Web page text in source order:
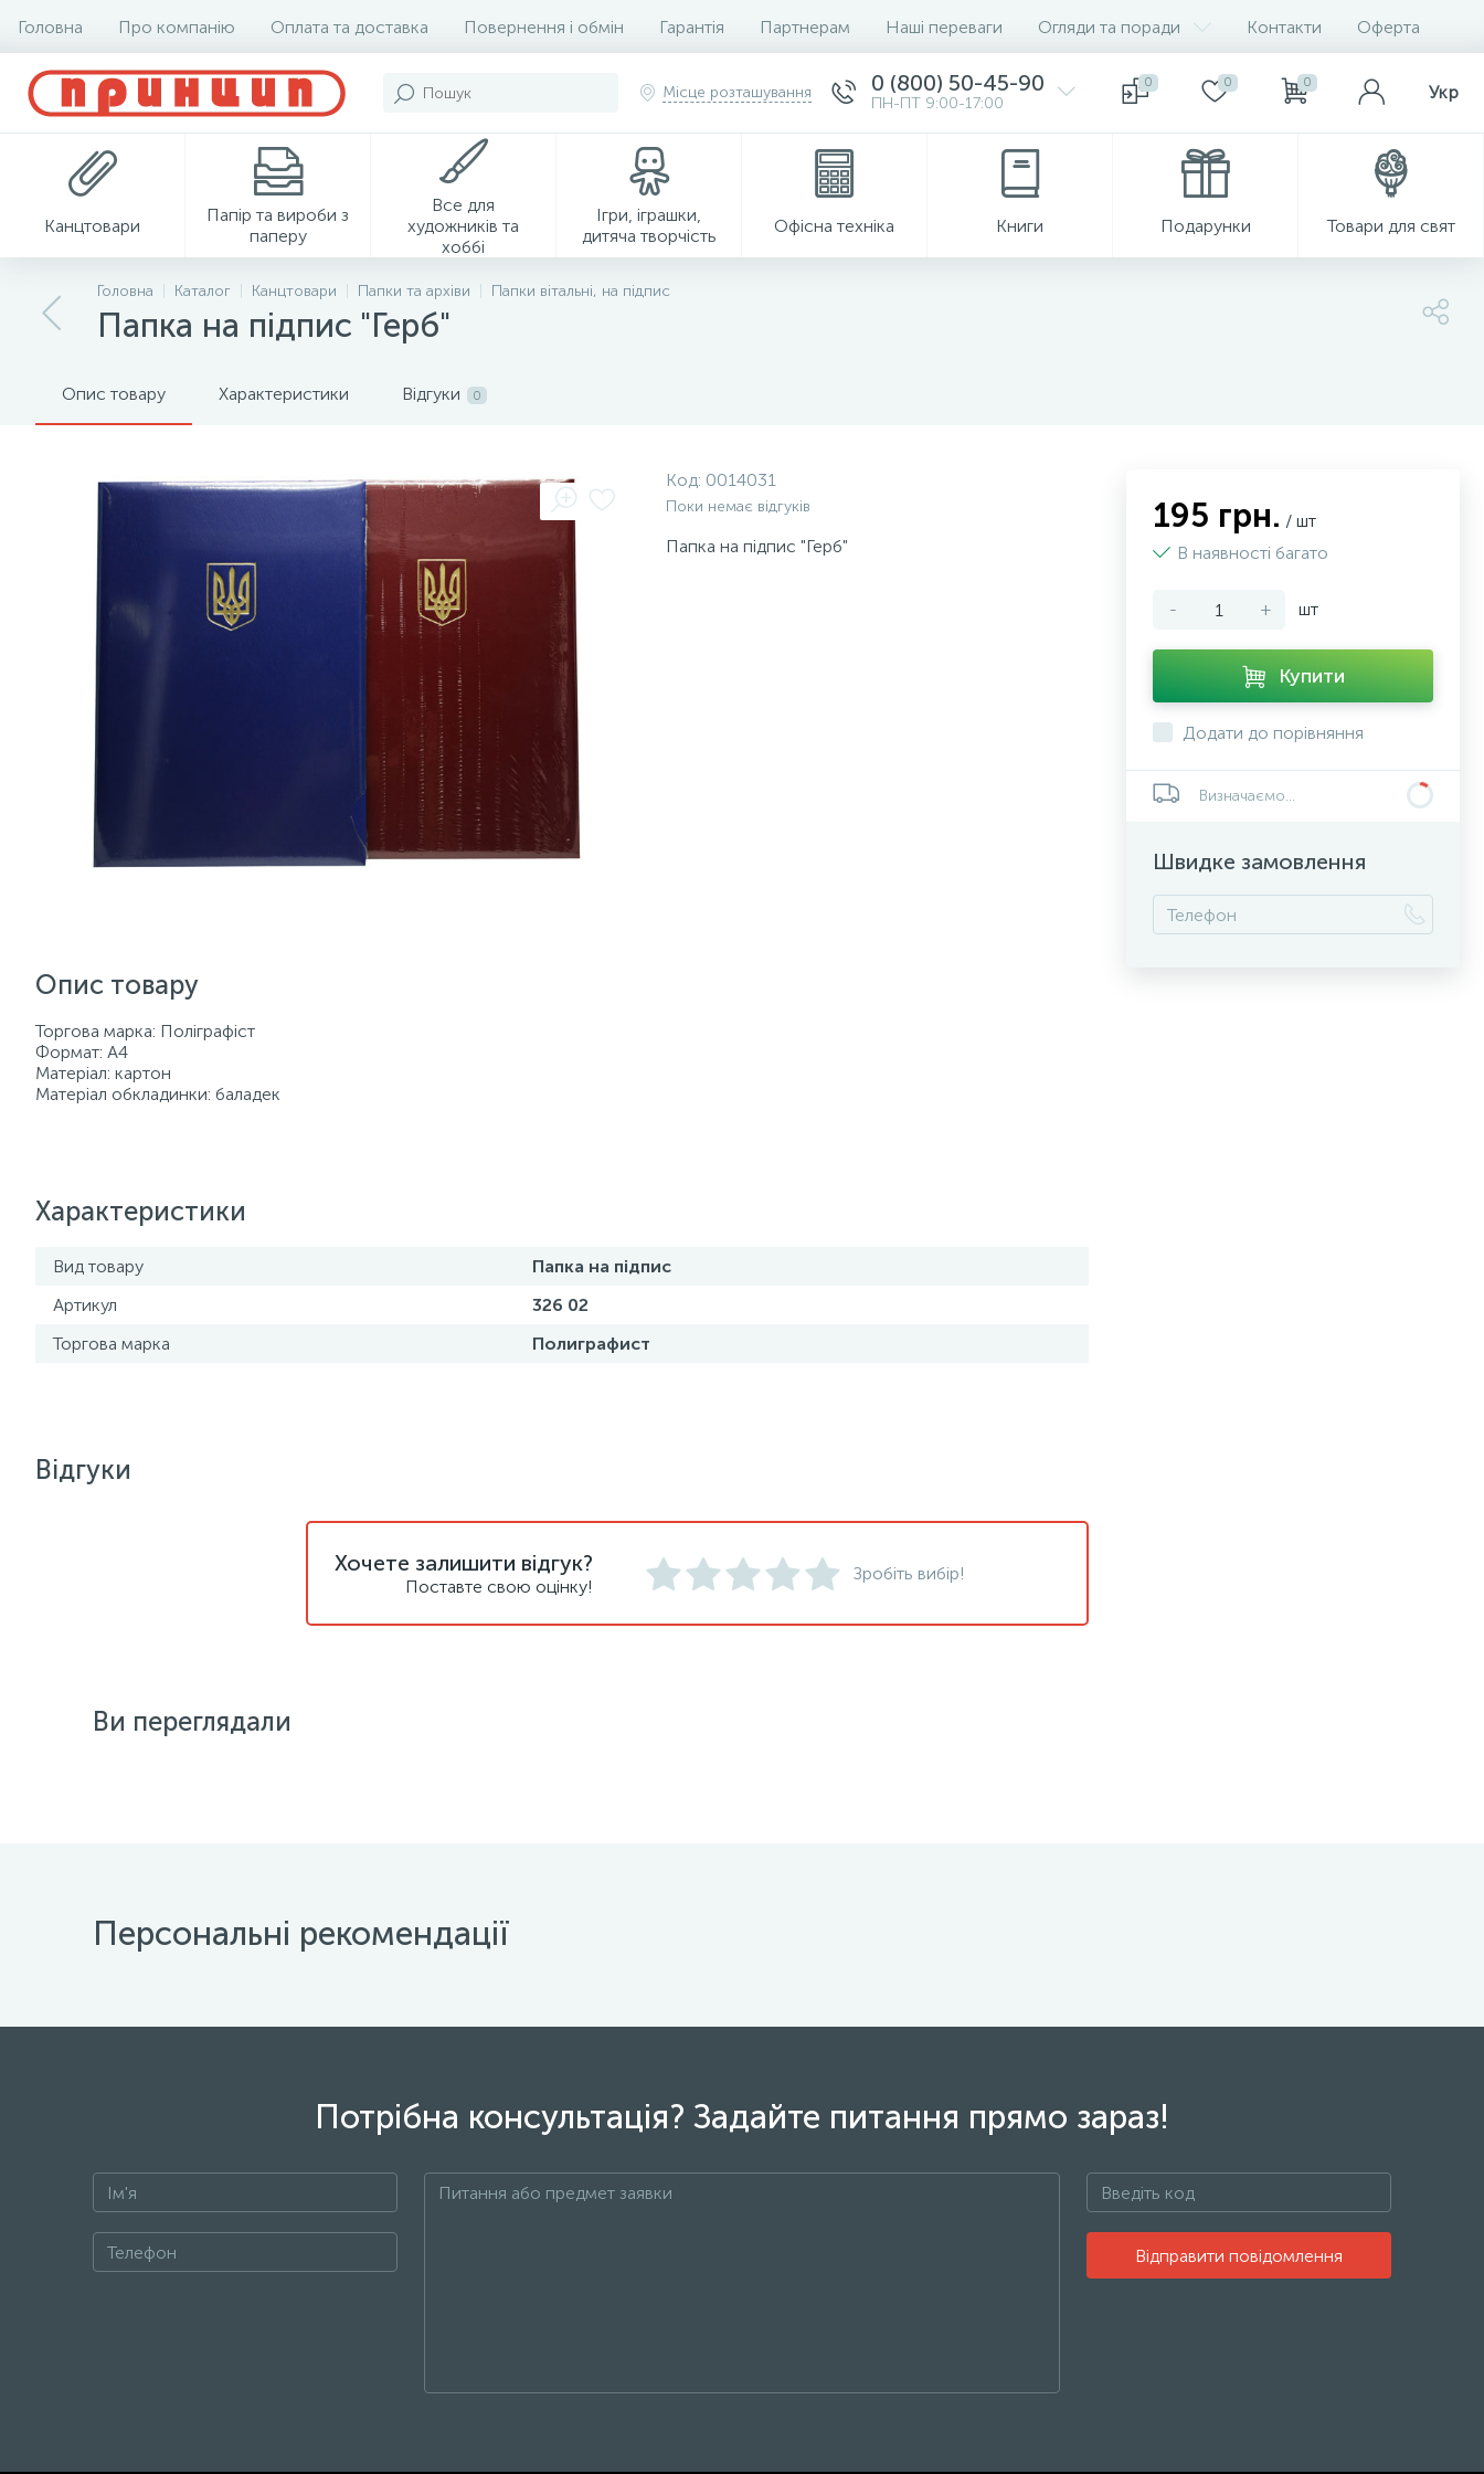
Головна Про компанію Оплата та доставка Повернення і обмін Гарантія Партнерам Наші переваги Огляди та поради Контакти Оферта
Місце розташування 0 (800) 50-45-90
ПН-ПТ 9:00-17:00
0 0 0 Укр
Канцтовари
Папір та вироби з
паперу
Все для
художників та
хоббі
Ігри, іграшки,
дитяча творчість
Офісна техніка Книги Подарунки Товари для свят
Головна Каталог Канцтовари Папки та архіви Папки вітальні, на підпис
Папка на підпис "Герб"
Опис товару Характеристики Відгуки 0
Код: 0014031
Поки немає відгуків
Папка на підпис "Герб"
Опис товару
Торгова марка: Поліграфіст
Формат: А4
Матеріал: картон
Матеріал обкладинки: баладек
Характеристики
Вид товару
Папка на підпис
Артикул
326 02
Торгова марка
Полиграфист
195 грн. / шт
В наявності багато
- + шт
Купити
Додати до порівняння
Визначаємо...
Швидке замовлення
Відгуки
Хочете залишити відгук?
Поставте свою оцінку!
Зробіть вибір!
Ви переглядали
Персональні рекомендації
Потрібна консультація? Задайте питання прямо зараз!
Відправити повідомлення